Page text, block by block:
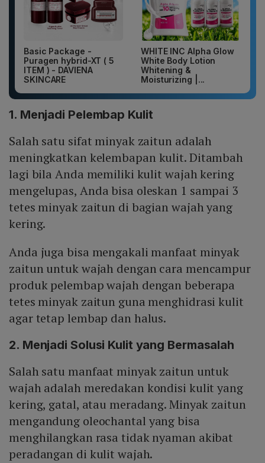
Basic Package -
Puragen hybrid-XT ( 5
ITEM ) - DAVIENA
SKINCARE
WHITE INC Alpha Glow
White Body Lotion
Whitening &
Moisturizing |...
1. Menjadi Pelembap Kulit
Salah satu sifat minyak zaitun adalah
meningkatkan kelembapan kulit. Ditambah
lagi bila Anda memiliki kulit wajah kering
mengelupas, Anda bisa oleskan 1 sampai 3
tetes minyak zaitun di bagian wajah yang
kering.
Anda juga bisa mengakali manfaat minyak
zaitun untuk wajah dengan cara mencampur
produk pelembap wajah dengan beberapa
tetes minyak zaitun guna menghidrasi kulit
agar tetap lembap dan halus.
2. Menjadi Solusi Kulit yang Bermasalah
Salah satu manfaat minyak zaitun untuk
wajah adalah meredakan kondisi kulit yang
kering, gatal, atau meradang. Minyak zaitun
mengandung oleochantal yang bisa
menghilangkan rasa tidak nyaman akibat
peradangan di kulit wajah.